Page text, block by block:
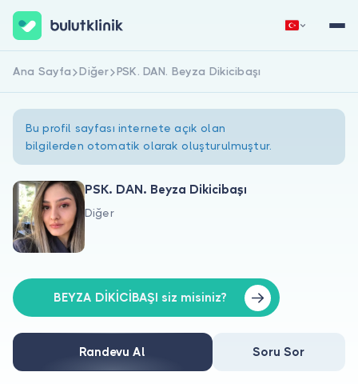
Hakkımızda
Doktorlar için
Doktor musunuz?
Hemen Kaydol Giriş Yap
Ana Sayfa Diğer PSK. DAN. Beyza Dikicibaşı
Bu profil sayfası internete açık olan
bilgilerden otomatik olarak oluşturulmuştur.
PSK. DAN. Beyza Dikicibaşı
Diğer
BEYZA DİKİCİBAŞI siz misiniz?
Randevu Al Soru Sor